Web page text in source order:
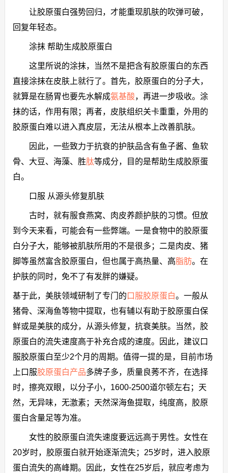
让胶原蛋白强势回归，才能重现肌肤的吹弹可破，
回复年轻态。
涂抹 帮助生成胶原蛋白
这里所说的涂抹，当然不是把含有胶原蛋白的东西
直接涂抹在皮肤上就行了。首先，胶原蛋白的分子大，
就算是在肠胃也要先水解成氨基酸，再进一步吸收。涂
抹的话，作用有限；再者，皮肤组织关卡重重，外用的
胶原蛋白难以进入真皮层，无法从根本上改善肌肤。
因此，一些致力于抗衰的护肤品含有鱼子酱、鱼软
骨、大豆、海藻、胜肽等成分，目的是帮助生成胶原蛋
白。
口服 从源头修复肌肤
古时，就有服食燕窝、肉皮养颜护肤的习惯。但放
到今天来看，可能会有一些弊端。一是食物中的胶原蛋
白分子大，能够被肌肤所用的不是很多；二是肉皮、猪
脚等虽然富含胶原蛋白，但也属于高热量、高脂肪。在
护肤的同时，免不了有发胖的嫌疑。
基于此，美肤领域研制了专门的 口服胶原蛋白。一般从
猪骨、深海鱼等物中提取，也有辅以有助于胶原蛋白保
鲜或是美肤的成分，从源头修复，抗衰美肤。当然，胶
原蛋白的流失速度高于补充合成的速度。因此，建议口
服胶原蛋白至少2个月的周期。值得一提的是，目前市场
上口服胶原蛋白产品多牌子多，质量良莠不齐，在选择
时，擦亮双眼，以分子小，1600-2500道尔顿左右；天
然，无异味，无激素；天然深海鱼提取，纯度高，胶原
蛋白含量足等为准。
女性的胶原蛋白流失速度要远远高于男性。女性在
20岁时，胶原蛋白就开始逐渐流失；25岁时，进入胶原
蛋白流失的高峰期。因此，女性在25岁后，就应考虑为